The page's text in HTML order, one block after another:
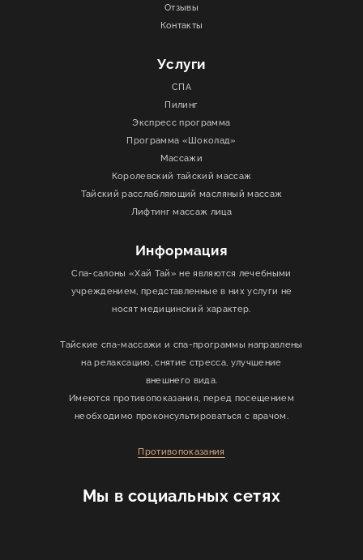
Мы в социальных сетях
Отзывы
Контакты
Услуги
СПА
Пилинг
Экспресс программа
Программа «Шоколад»
Массажи
Королевский тайский массаж
Тайский расслабляющий масляный массаж
Лифтинг массаж лица
Информация
Спа-салоны «Хай Тай» не являются лечебными
учреждением, представленные в них услуги не
носят медицинский характер.
Тайские спа-массажи и спа-программы направлены
на релаксацию, снятие стресса, улучшение
внешнего вида.
Имеются противопоказания, перед посещением
необходимо проконсультироваться с врачом.
Противопоказания